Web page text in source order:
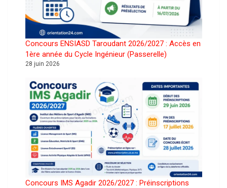
Concours ENSIASD Taroudant 2026/2027 : Accès en
1ère année du Cycle Ingénieur (Passerelle)
28 juin 2026
Concours IMS Agadir 2026/2027 : Préinscriptions